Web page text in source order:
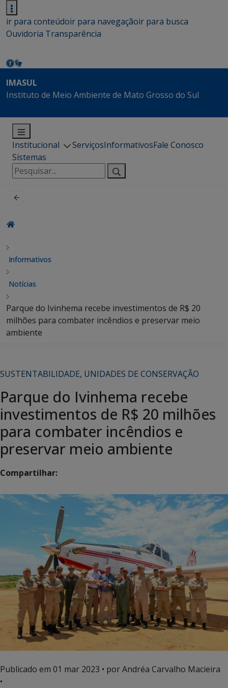
ir para conteúdoir para navegaçãoir para busca
Ouvidoria Transparência
IMASUL
Instituto de Meio Ambiente de Mato Grosso do Sul
Institucional ServiçosInformativosFale Conosco
Sistemas
Pesquisar
por:
Informativos
Notícias
Parque do Ivinhema recebe investimentos de R$ 20
milhões para combater incêndios e preservar meio
ambiente
SUSTENTABILIDADE, UNIDADES DE CONSERVAÇÃO
Parque do Ivinhema recebe
investimentos de R$ 20 milhões
para combater incêndios e
preservar meio ambiente
Compartilhar:
Publicado em 01 mar 2023 • por Andréa Carvalho Macieira
•